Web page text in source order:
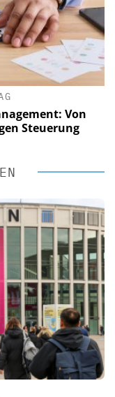
Von
Steuerung